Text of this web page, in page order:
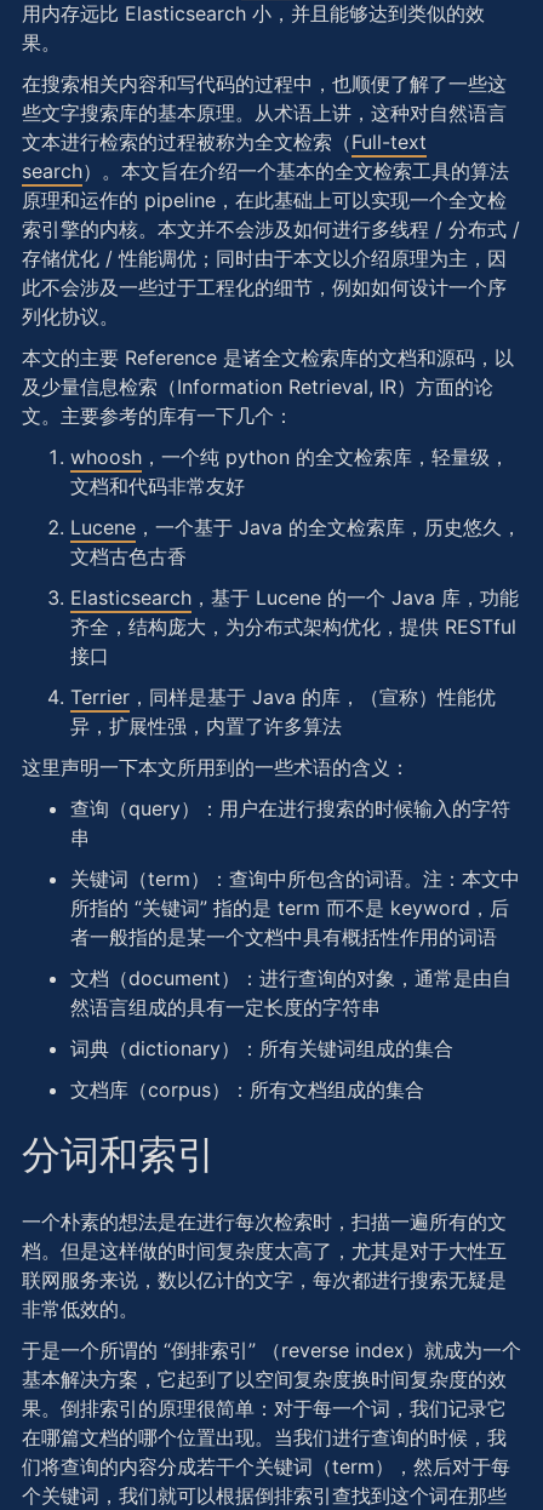
用内存远比 Elasticsearch 小，并且能够达到类似的效
果。
在搜索相关内容和写代码的过程中，也顺便了解了一些这
些文字搜索库的基本原理。从术语上讲，这种对自然语言
文本进行检索的过程被称为全文检索（Full-text
search）。本文旨在介绍一个基本的全文检索工具的算法
原理和运作的 pipeline，在此基础上可以实现一个全文检
索引擎的内核。本文并不会涉及如何进行多线程 / 分布式 /
存储优化 / 性能调优；同时由于本文以介绍原理为主，因
此不会涉及一些过于工程化的细节，例如如何设计一个序
列化协议。
本文的主要 Reference 是诸全文检索库的文档和源码，以
及少量信息检索（Information Retrieval, IR）方面的论
文。主要参考的库有一下几个：
whoosh ，一个纯 python 的全文检索库，轻量级，
文档和代码非常友好
Lucene ，一个基于 Java 的全文检索库，历史悠久，
文档古色古香
Elasticsearch ，基于 Lucene 的一个 Java 库，功能
齐全，结构庞大，为分布式架构优化，提供 RESTful
接口
Terrier ，同样是基于 Java 的库，（宣称）性能优
异，扩展性强，内置了许多算法
这里声明一下本文所用到的一些术语的含义：
查询（query）：用户在进行搜索的时候输入的字符
串
关键词（term）：查询中所包含的词语。注：本文中
所指的 “关键词” 指的是 term 而不是 keyword，后
者一般指的是某一个文档中具有概括性作用的词语
文档（document）：进行查询的对象，通常是由自
然语言组成的具有一定长度的字符串
词典（dictionary）：所有关键词组成的集合
文档库（corpus）：所有文档组成的集合
分词和索引
一个朴素的想法是在进行每次检索时，扫描一遍所有的文
档。但是这样做的时间复杂度太高了，尤其是对于大性互
联网服务来说，数以亿计的文字，每次都进行搜索无疑是
非常低效的。
于是一个所谓的 “倒排索引” （reverse index）就成为一个
基本解决方案，它起到了以空间复杂度换时间复杂度的效
果。倒排索引的原理很简单：对于每一个词，我们记录它
在哪篇文档的哪个位置出现。当我们进行查询的时候，我
们将查询的内容分成若干个关键词（term），然后对于每
个关键词，我们就可以根据倒排索引查找到这个词在那些